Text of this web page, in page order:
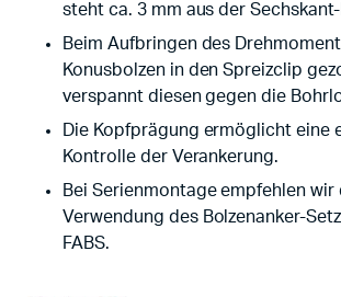
steht ca. 3 mm aus der
Beim Aufbringen des
Konusbolzen in den Spreizclip
verspannt diesen gegen die
Die Kopfprägung ermöglicht eine
Kontrolle der Verankerung.
Bei Serienmontage empfehlen wir
Verwendung des Bolzenanker-
FABS.